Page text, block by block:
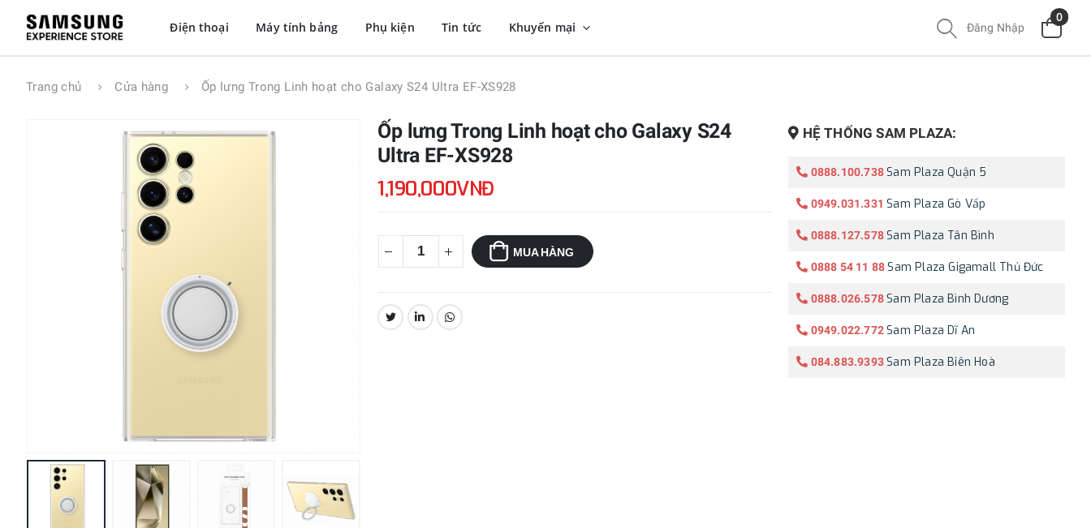
Điện thoại Máy tính bảng Phụ kiện Tin tức Khuyến mại Đăng Nhập
0
Trang chủ Cửa hàng Ốp lưng Trong Linh hoạt cho Galaxy S24 Ultra EF-XS928
Ốp lưng Trong Linh hoạt cho Galaxy S24
Ultra EF-XS928
1,190,000VNĐ
MUA HÀNG
CHIA SẺ:
HỆ THỐNG SAM PLAZA:
0888.100.738 Sam Plaza Quận 5
0949.031.331 Sam Plaza Gò Vấp
0888.127.578 Sam Plaza Tân Bình
0888 54 11 88 Sam Plaza Gigamall Thủ Đức
0888.026.578 Sam Plaza Bình Dương
0949.022.772 Sam Plaza Dĩ An
084.883.9393 Sam Plaza Biên Hoà